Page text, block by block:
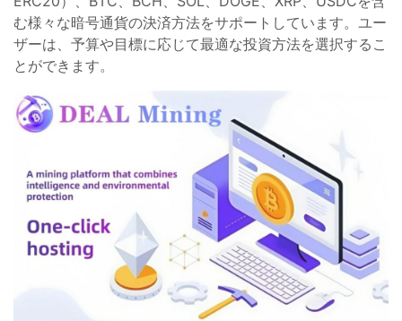
む様々な暗号通貨の決済方法をサポートしています。ユー
ザーは、予算や目標に応じて最適な投資方法を選択するこ
とができます。